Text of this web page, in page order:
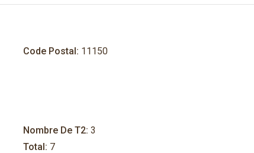
Code Postal: 11150
Nombre De T2: 3
Total: 7